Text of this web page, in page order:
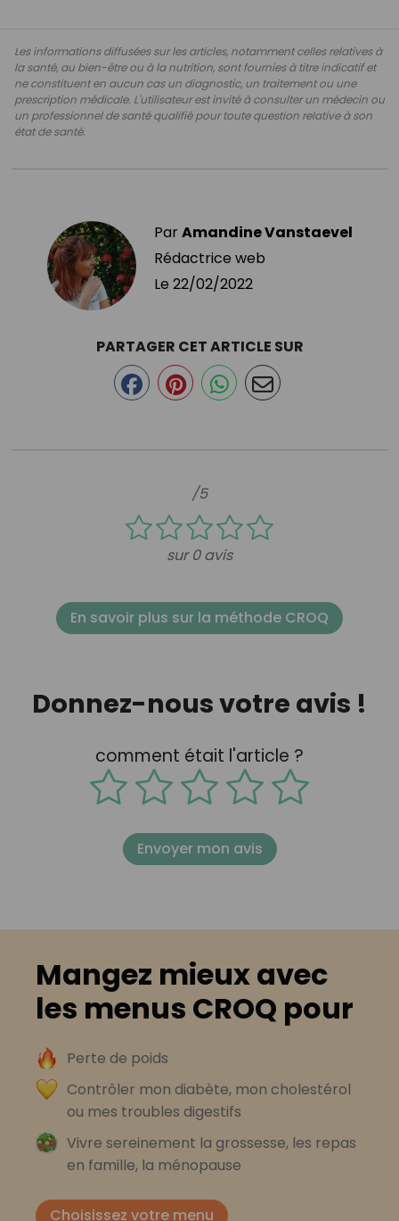
Les informations diffusées sur les articles, notamment celles relatives à
la santé, au bien-être ou à la nutrition, sont fournies à titre indicatif et
ne constituent en aucun cas un diagnostic, un traitement ou une
prescription médicale. L'utilisateur est invité à consulter un médecin ou
un professionnel de santé qualifié pour toute question relative à son
état de santé.
ParAmandine Vanstaevel
Rédactrice web
Le 22/02/2022
/5
sur 0 avis
PARTAGER CET ARTICLE SUR
En savoir plus sur la méthode CROQ
Donnez-nous votre avis !
comment était l'article ?
Envoyer mon avis
Mangez mieux avec
les menus CROQ pour
Perte de poids
Contrôler mon diabète, mon cholestérol
ou mes troubles digestifs
Vivre sereinement la grossesse, les repas
en famille, la ménopause
Choisissez votre menu